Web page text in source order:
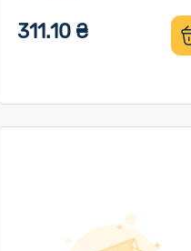
311.10 ₴